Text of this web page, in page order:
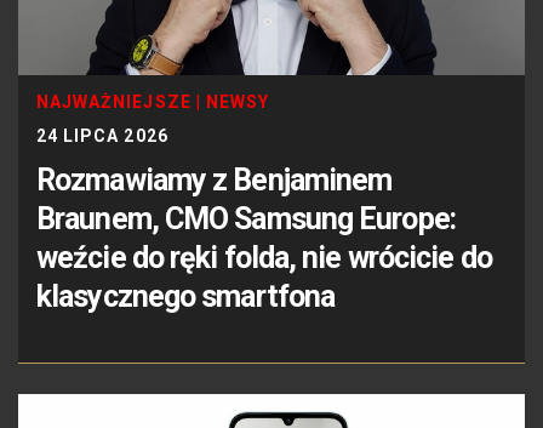
NAJWAŻNIEJSZE
NEWSY
24 LIPCA 2026
Rozmawiamy z Benjaminem
Braunem, CMO Samsung Europe:
weźcie do ręki folda, nie wrócicie do
klasycznego smartfona